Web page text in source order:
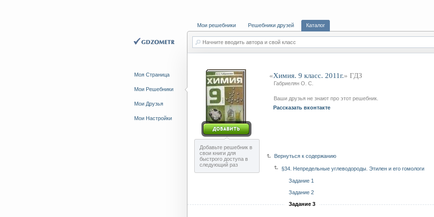
Моя Страница
Мои Решебники
Мои Друзья
Мои Настройки
Мои решебники Решебники друзей Каталог
Начните вводить автора и свой класс
Добавьте решебник в
свои книги для
быстрого доступа в
следующий раз
«Химия. 9 класс. 2011г.» ГДЗ
Габриелян О. С.
Ваши друзья не знают про этот решебник.
Рассказать вконтакте
Вернуться к содержанию
§34. Непредельные углеводороды. Этилен и его гомологи
Задание 1
Задание 2
Задание 3